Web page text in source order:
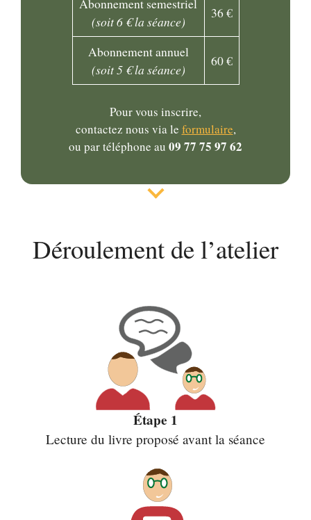
(soit 6 € la séance)
36 €
Abonnement annuel
(soit 5 € la séance)
60 €
Pour vous inscrire,
contactez nous via le formulaire,
ou par téléphone au 09 77 75 97 62
Déroulement de l’atelier
Étape 1
Lecture du livre proposé avant la séance